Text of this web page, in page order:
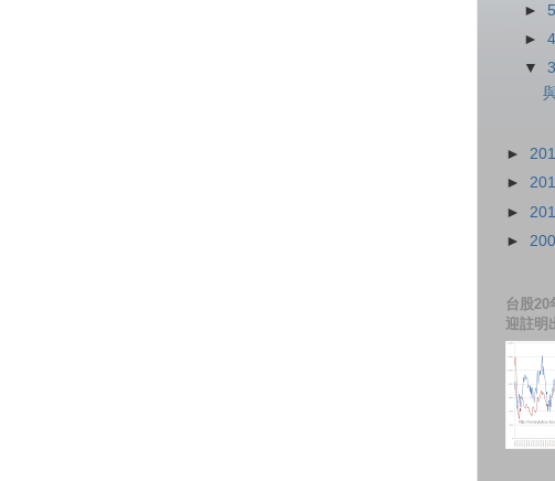
►
►
▼
►
►
►
►
台股20
迎註明